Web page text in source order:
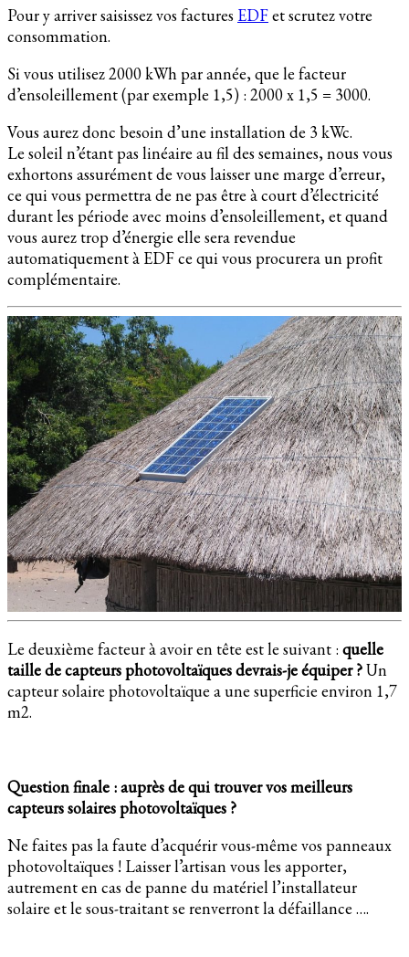
Pour y arriver saisissez vos factures EDFet scrutez votre
consommation.
Si vous utilisez 2000 kWh par année, que le facteur
d’ensoleillement (par exemple 1,5) : 2000 x 1,5 = 3000.
Vous aurez donc besoin d’une installation de 3 kWc.
Le soleil n’étant pas linéaire au fil des semaines, nous vous
exhortons assurément de vous laisser une marge d’erreur,
ce qui vous permettra de ne pas être à court d’électricité
durant les période avec moins d’ensoleillement, et quand
vous aurez trop d’énergie elle sera revendue
automatiquement à EDF ce qui vous procurera un profit
complémentaire.
Le deuxième facteur à avoir en tête est le suivant : quelle
taille de capteurs photovoltaïques devrais-je équiper ?Un
capteur solaire photovoltaïque a une superficie environ 1,7
m2.
Question finale : auprès de qui trouver vos meilleurs
capteurs solaires photovoltaïques ?
Ne faites pas la faute d’acquérir vous-même vos panneaux
photovoltaïques ! Laisser l’artisan vous les apporter,
autrement en cas de panne du matériel l’installateur
solaire et le sous-traitant se renverront la défaillance ….